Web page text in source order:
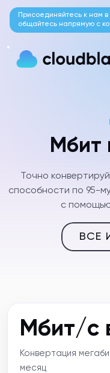
Присоединяйтесь к нам в
общайтесь напрямую с
Мбит
Точно
способности по 95-
с
ВСЕ
Мбит/с
Конвертация
месяц